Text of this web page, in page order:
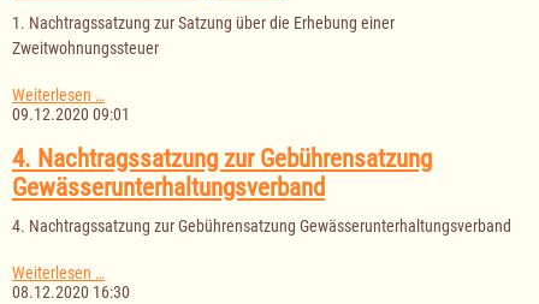
1. Nachtragssatzung zur Satzung über die Erhebung einer
Zweitwohnungssteuer
Weiterlesen …
Nachtragssatzung
Satzung
über
die
einer
09.12.2020 09:01
4. Nachtragssatzung zur Gebührensatzung
Gewässerunterhaltungsverband
4. Nachtragssatzung zur Gebührensatzung Gewässerunterhaltungsverband
Weiterlesen …4.
Nachtragssatzung
08.12.2020 16:30